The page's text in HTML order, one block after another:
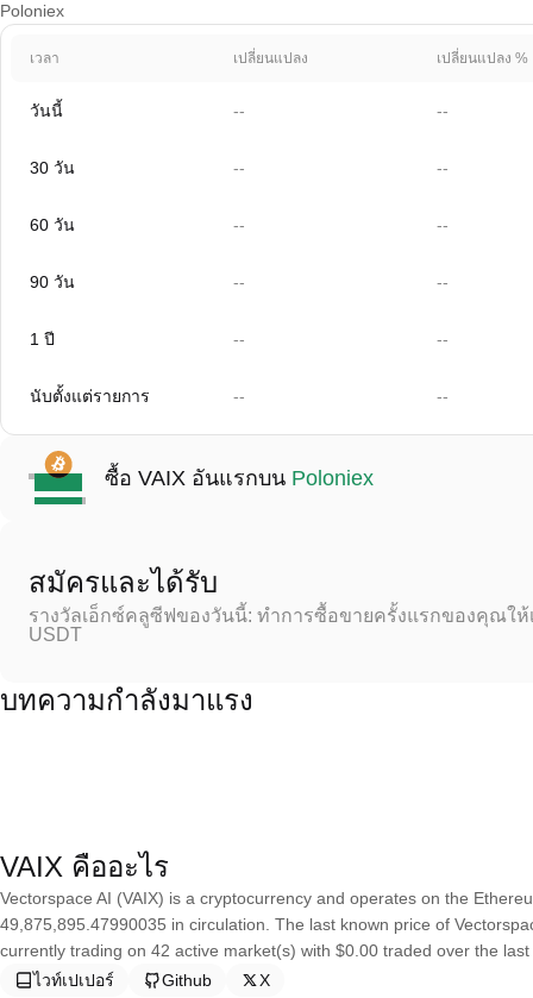
Poloniex
เวลา เปลี่ยนแปลง เปลี่ยนแปลง %
วันนี้ -- --
30 วัน -- --
60 วัน -- --
90 วัน -- --
1 ปี -- --
นับตั้งแต่รายการ -- --
ซื้อ VAIX อันแรกบน Poloniex
สมัครและได้รับ
รางวัลเอ็กซ์คลูซีฟของวันนี้: ทำการซื้อขายครั้งแรกของคุณใ
USDT
บทความกำลังมาแรง
VAIX คืออะไร
Vectorspace AI (VAIX) is a cryptocurrency and operates on the
49,875,895.47990035 in circulation. The last known price of
currently trading on 42 active market(s) with $0.00 traded over the
ไวท์เปเปอร์
Github X